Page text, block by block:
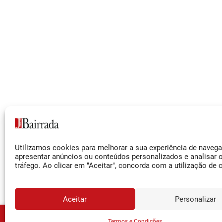
Utilizamos cookies para melhorar a sua experiência de
apresentar anúncios ou conteúdos personalizados e analisar
tráfego. Ao clicar em "Aceitar", concorda com a utilização de
Aceitar Personalizar
Facebook
Instagram
YouTube